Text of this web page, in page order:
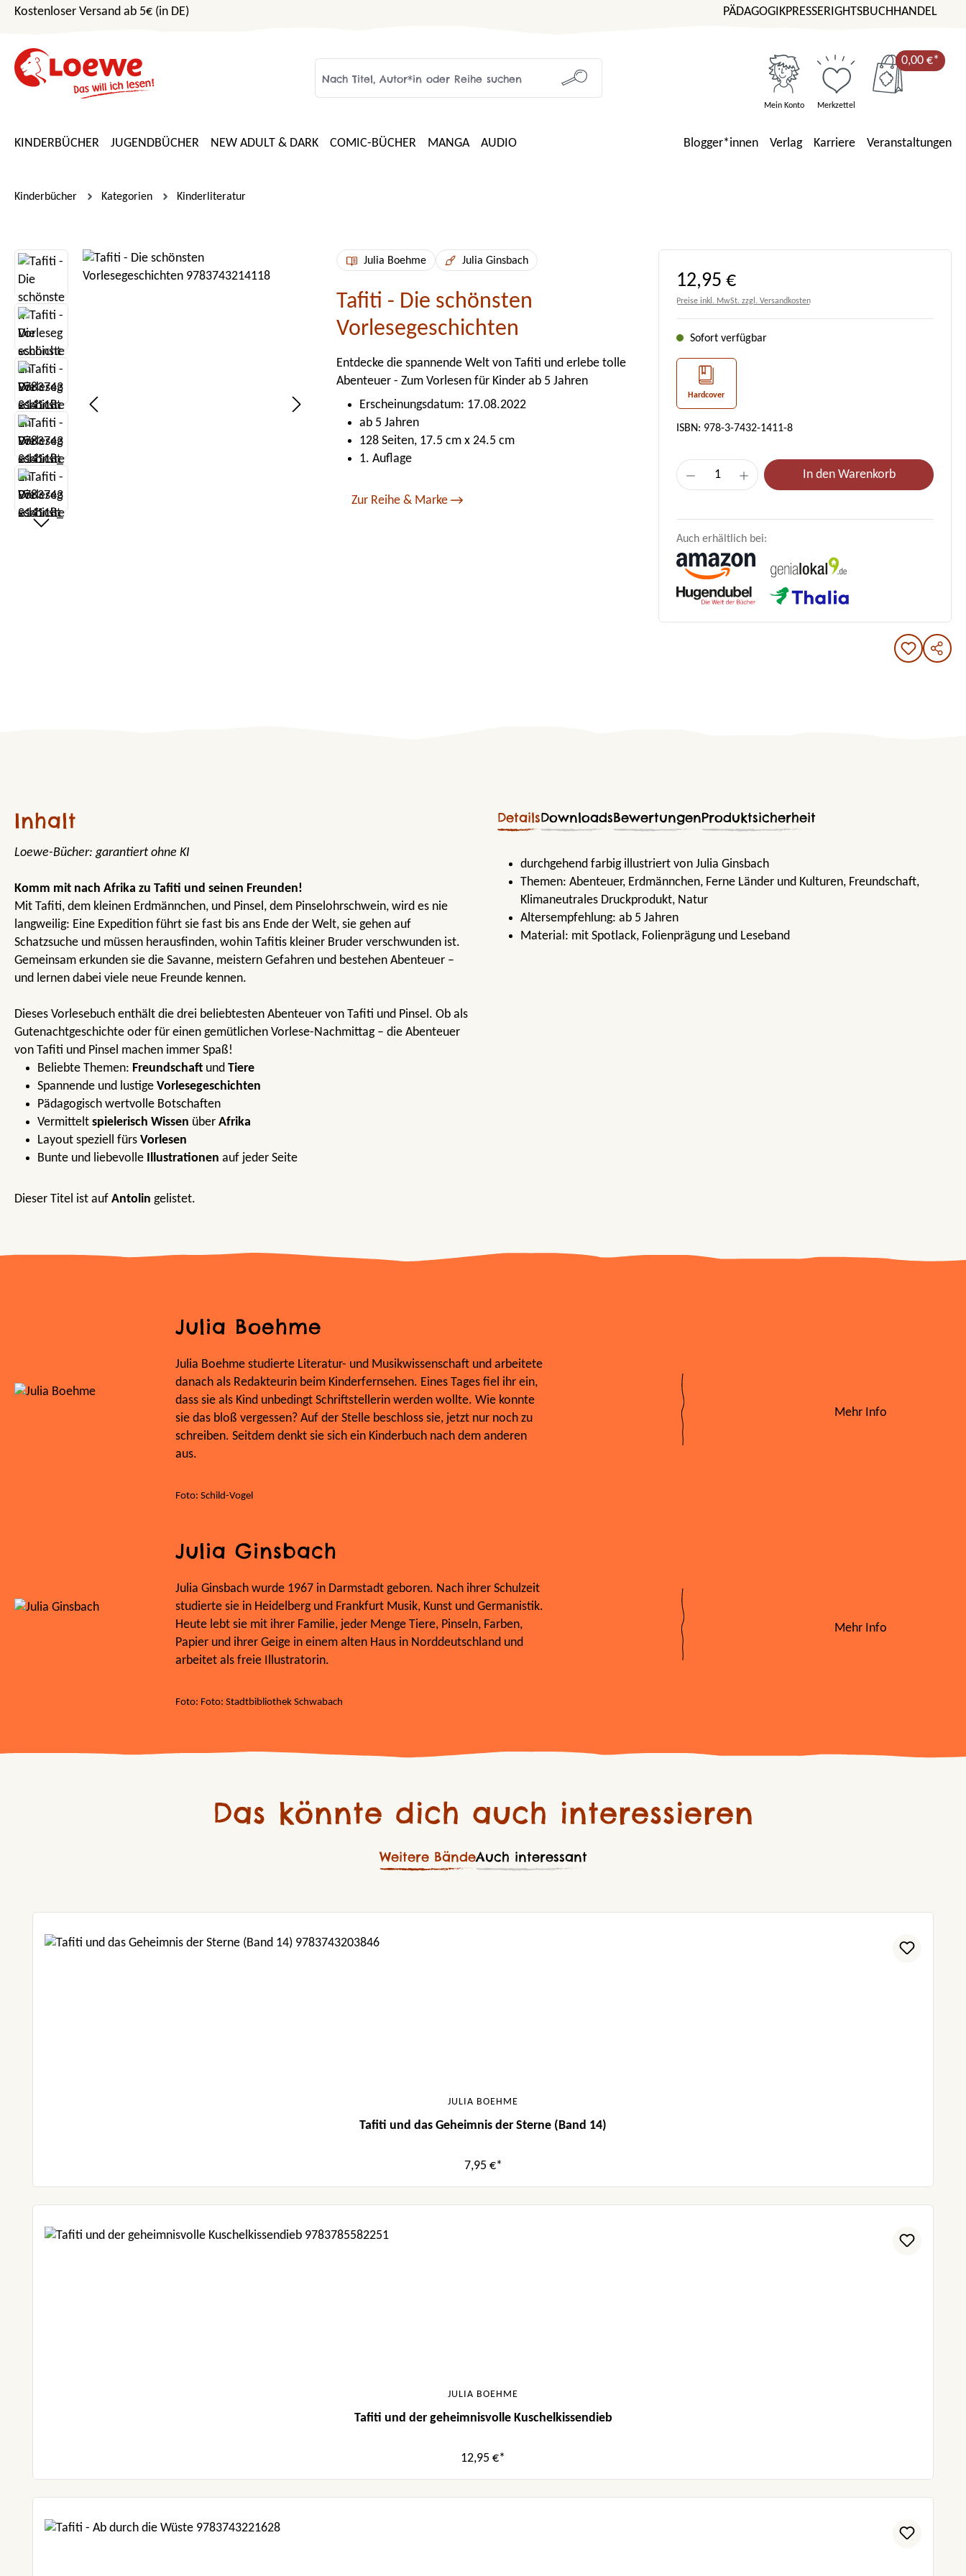
Hauptinhalt springen
Zur Suche springen
Zur Hauptnavigation springen
Kostenloser Versand ab 5€ (in DE) PÄDAGOGIKPRESSERIGHTSBUCHHANDEL
Mein Konto Merkzettel
0,00 €*
KINDERBÜCHER JUGENDBÜCHER NEW ADULT & DARK COMIC-BÜCHER MANGA AUDIO Blogger*innen Verlag Karriere Veranstaltungen
Kinderbücher Kategorien Kinderliteratur
Bildergalerie überspringen Julia Boehme Julia Ginsbach
Tafiti - Die schönsten
Vorlesegeschichten
Entdecke die spannende Welt von Tafiti und erlebe tolle
Abenteuer - Zum Vorlesen für Kinder ab 5 Jahren
Erscheinungsdatum: 17.08.2022
ab 5 Jahren
128 Seiten, 17.5 cm x 24.5 cm
1. Auflage
Zur Reihe & Marke
Regulärer Preis:
12,95 €
Preise inkl. MwSt. zzgl. Versandkosten
Sofort verfügbar
Hardcover
ISBN: 978-3-7432-1411-8
Produkt Anzahl: Gib den gewünschten
In den Warenkorb
Auch erhältlich bei:
Inhalt
Loewe-Bücher: garantiert ohne KI
Komm mit nach Afrika zu Tafiti und seinen Freunden!
Mit Tafiti, dem kleinen Erdmännchen, und Pinsel, dem Pinselohrschwein, wird es nie
langweilig: Eine Expedition führt sie fast bis ans Ende der Welt, sie gehen auf
Schatzsuche und müssen herausfinden, wohin Tafitis kleiner Bruder verschwunden ist.
Gemeinsam erkunden sie die Savanne, meistern Gefahren und bestehen Abenteuer –
und lernen dabei viele neue Freunde kennen.
Dieses Vorlesebuch enthält die drei beliebtesten Abenteuer von Tafiti und Pinsel. Ob als
Gutenachtgeschichte oder für einen gemütlichen Vorlese-Nachmittag – die Abenteuer
von Tafiti und Pinsel machen immer Spaß!
Beliebte Themen: Freundschaft und Tiere
Spannende und lustige Vorlesegeschichten
Pädagogisch wertvolle Botschaften
Vermittelt spielerisch Wissen über Afrika
Layout speziell fürs Vorlesen
Bunte und liebevolle Illustrationen auf jeder Seite
Dieser Titel ist auf Antolin gelistet.
DetailsDownloadsBewertungenProduktsicherheit
durchgehend farbig illustriert von Julia Ginsbach
Themen: Abenteuer, Erdmännchen, Ferne Länder und Kulturen, Freundschaft,
Klimaneutrales Druckprodukt, Natur
Altersempfehlung: ab 5 Jahren
Material: mit Spotlack, Folienprägung und Leseband
Julia Boehme
Julia Boehme studierte Literatur- und Musikwissenschaft und arbeitete
danach als Redakteurin beim Kinderfernsehen. Eines Tages fiel ihr ein,
dass sie als Kind unbedingt Schriftstellerin werden wollte. Wie konnte
sie das bloß vergessen? Auf der Stelle beschloss sie, jetzt nur noch zu
schreiben. Seitdem denkt sie sich ein Kinderbuch nach dem anderen
aus.
Foto: Schild-Vogel
Mehr Info
Julia Ginsbach
Julia Ginsbach wurde 1967 in Darmstadt geboren. Nach ihrer Schulzeit
studierte sie in Heidelberg und Frankfurt Musik, Kunst und Germanistik.
Heute lebt sie mit ihrer Familie, jeder Menge Tiere, Pinseln, Farben,
Papier und ihrer Geige in einem alten Haus in Norddeutschland und
arbeitet als freie Illustratorin.
Foto: Foto: Stadtbibliothek Schwabach
Mehr Info
Das könnte dich auch interessieren
Weitere BändeAuch interessant
JULIA BOEHME
Tafiti und das Geheimnis der Sterne (Band 14)
7,95 €*
JULIA BOEHME
Tafiti und der geheimnisvolle Kuschelkissendieb
12,95 €*